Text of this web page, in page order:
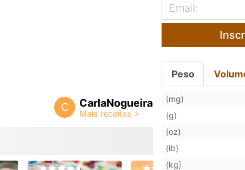
C CarlaNogueira
Peso
(mg)
(g)
(oz)
(lb)
(kg)